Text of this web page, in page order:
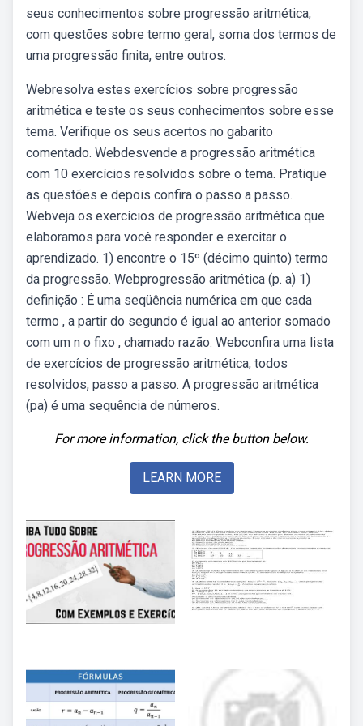
seus conhecimentos sobre progressão aritmética,
com questões sobre termo geral, soma dos termos de
uma progressão finita, entre outros.
Webresolva estes exercícios sobre progressão
aritmética e teste os seus conhecimentos sobre esse
tema. Verifique os seus acertos no gabarito
comentado. Webdesvende a progressão aritmética
com 10 exercícios resolvidos sobre o tema. Pratique
as questões e depois confira o passo a passo.
Webveja os exercícios de progressão aritmética que
elaboramos para você responder e exercitar o
aprendizado. 1) encontre o 15º (décimo quinto) termo
da progressão. Webprogressão aritmética (p. a) 1)
definição : É uma seqüência numérica em que cada
termo , a partir do segundo é igual ao anterior somado
com um n o fixo , chamado razão. Webconfira uma lista
de exercícios de progressão aritmética, todos
resolvidos, passo a passo. A progressão aritmética
(pa) é uma sequência de números.
For more information, click the button below.
LEARN MORE